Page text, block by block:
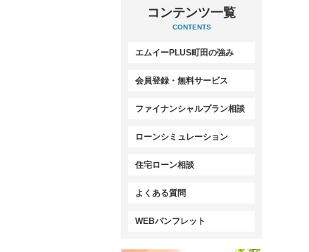
コンテンツ一覧
CONTENTS
エムイーPLUS町田の強み
会員登録・無料サービス
ファイナンシャルプラン相談
ローンシミュレーション
住宅ローン相談
よくある質問
WEBパンフレット